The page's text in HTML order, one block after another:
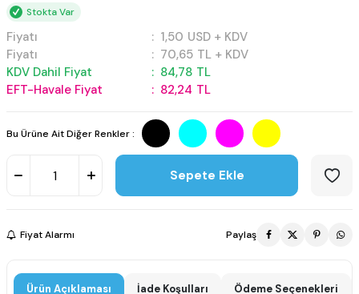
Stokta Var
Fiyatı : 1,50 USD + KDV
Fiyatı
: 70,65 TL + KDV
KDV Dahil Fiyat
: 84,78 TL
EFT-Havale Fiyat
: 82,24 TL
Bu Ürüne Ait Diğer Renkler :
Sepete Ekle
Fiyat Alarmı Paylaş
Ürün Açıklaması İade Koşulları Ödeme Seçenekleri